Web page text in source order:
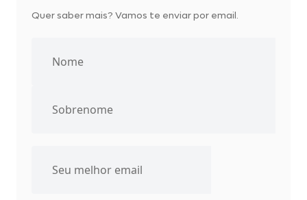
Quer saber mais? Vamos te enviar por email.